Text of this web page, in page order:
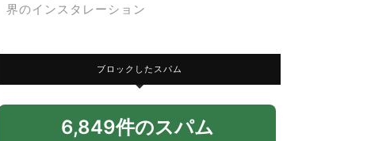
界のインスタレーション
ブロックしたスパム
6,849件のスパム